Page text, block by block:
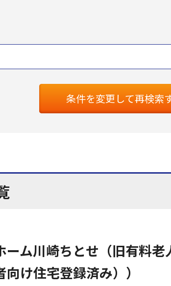
条件を変更して再検索
ーム川崎ちとせ（旧有料
け住宅登録済み））